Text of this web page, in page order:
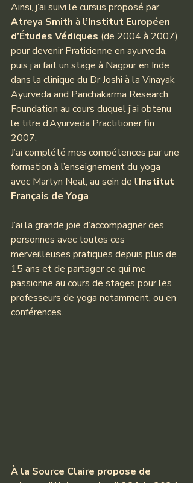
Ainsi, j’ai suivi le cursus proposé par
Atreya Smith à l’Institut Européen
d’Études Védiques (de 2004 à 2007)
pour devenir Praticienne en ayurveda,
puis j’ai fait un stage à Nagpur en Inde
dans la clinique du Dr Joshi à la Vinayak
Ayurveda and Panchakarma Research
Foundation au cours duquel j’ai obtenu
le titre d’Ayurveda Practitioner fin
2007.
J’ai complété mes compétences par une
formation à l’enseignement du yoga
avec Martyn Neal, au sein de l’Institut
Français de Yoga.
J’ai la grande joie d’accompagner des
personnes avec toutes ces
merveilleuses pratiques depuis plus de
15 ans et de partager ce qui me
passionne au cours de stages pour les
professeurs de yoga notamment, ou en
conférences.
À la Source Claire propose de